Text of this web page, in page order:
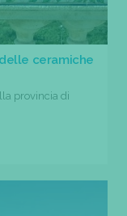
ceramiche
provincia di